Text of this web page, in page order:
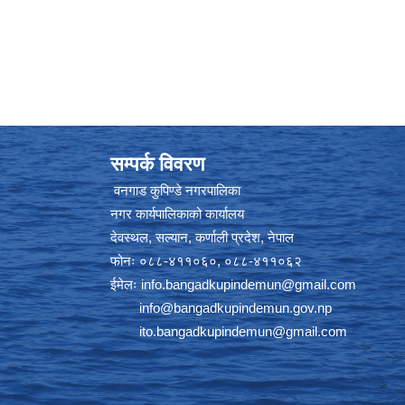
सम्पर्क विवरण
वनगाड कुपिण्डे नगरपालिका
नगर कार्यपालिकाको कार्यालय
देवस्थल, सल्यान, कर्णाली प्रदेश, नेपाल
फोनः ०८८-४११०६०, ०८८-४११०६२
ईमेलःinfo.bangadkupindemun@gmail.com
info@bangadkupindemun.gov.np
ito.bangadkupindemun@gmail.com